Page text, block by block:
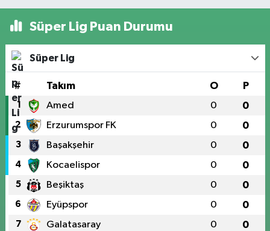
Süper Lig Puan Durumu
Süper Lig
# Takım O P
1 Amed 0 0
2 Erzurumspor FK 0 0
3 Başakşehir 0 0
4 Kocaelispor 0 0
5 Beşiktaş 0 0
6 Eyüpspor 0 0
7 Galatasaray 0 0